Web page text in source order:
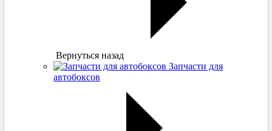
Вернуться назад
Запчасти для
автобоксов